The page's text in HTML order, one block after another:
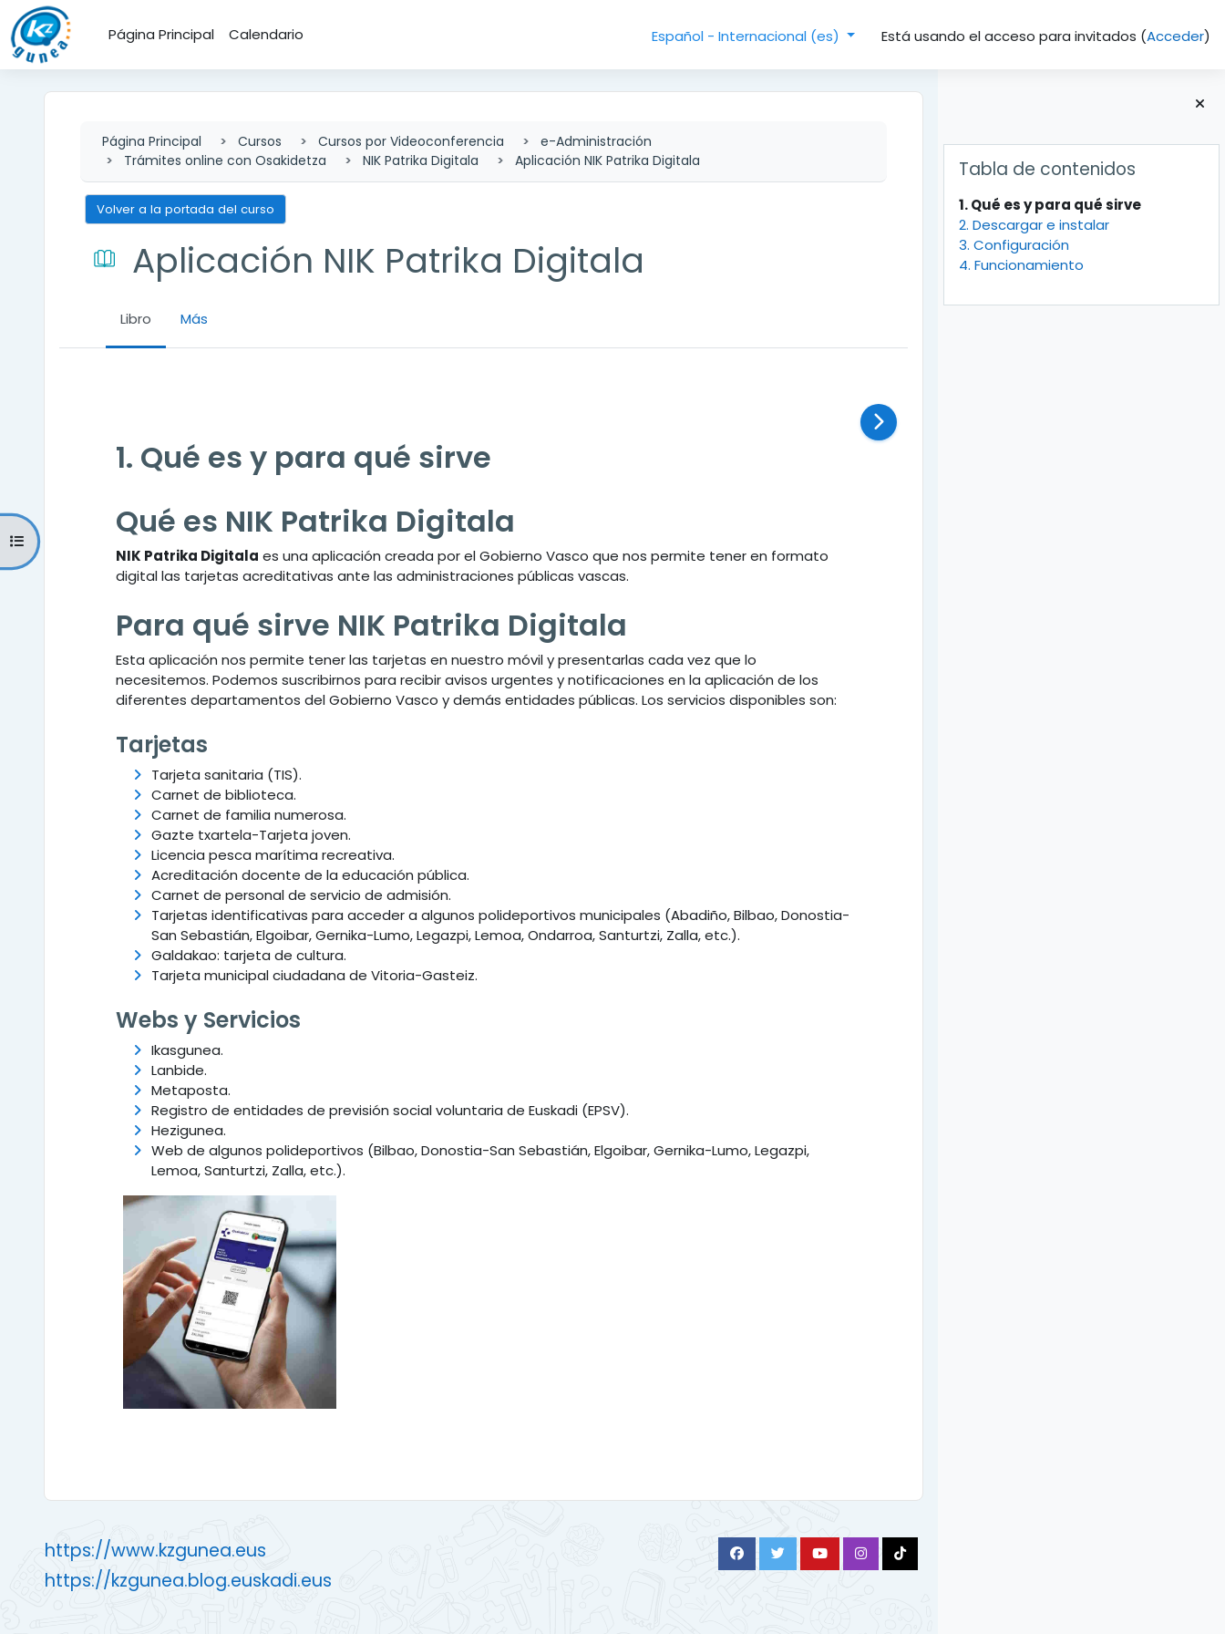
Salta al contenido principal
Página Principal
Calendario Español - Internacional ‎(es)‎ Está usando el acceso para invitados (Acceder)
Bloques
Tabla de contenidos
1. Qué es y para qué sirve
2. Descargar e instalar
3. Configuración
4. Funcionamiento
Abrir índice del curso
Página Principal Cursos Cursos por Videoconferencia
e-Administración
Trámites online con Osakidetza
NIK Patrika Digitala Aplicación NIK Patrika Digitala
Volver a la portada del curso
Aplicación NIK Patrika Digitala
Libro Más
1. Qué es y para qué sirve
Qué es NIK Patrika Digitala
NIK Patrika Digitala es una aplicación creada por el Gobierno Vasco que nos permite tener en formato
digital las tarjetas acreditativas ante las administraciones públicas vascas.
Para qué sirve NIK Patrika Digitala
Esta aplicación nos permite tener las tarjetas en nuestro móvil y presentarlas cada vez que lo
necesitemos. Podemos suscribirnos para recibir avisos urgentes y notificaciones en la aplicación de los
diferentes departamentos del Gobierno Vasco y demás entidades públicas. Los servicios disponibles son:
Tarjetas
Tarjeta sanitaria (TIS).
Carnet de biblioteca.
Carnet de familia numerosa.
Gazte txartela-Tarjeta joven.
Licencia pesca marítima recreativa.
Acreditación docente de la educación pública.
Carnet de personal de servicio de admisión.
Tarjetas identificativas para acceder a algunos polideportivos municipales (Abadiño, Bilbao, Donostia-
San Sebastián, Elgoibar, Gernika-Lumo, Legazpi, Lemoa, Ondarroa, Santurtzi, Zalla, etc.).
Galdakao: tarjeta de cultura.
Tarjeta municipal ciudadana de Vitoria-Gasteiz.
Webs y Servicios
Ikasgunea.
Lanbide.
Metaposta.
Registro de entidades de previsión social voluntaria de Euskadi (EPSV).
Hezigunea.
Web de algunos polideportivos (Bilbao, Donostia-San Sebastián, Elgoibar, Gernika-Lumo, Legazpi,
Lemoa, Santurtzi, Zalla, etc.).
https://www.kzgunea.eus
https://kzgunea.blog.euskadi.eus